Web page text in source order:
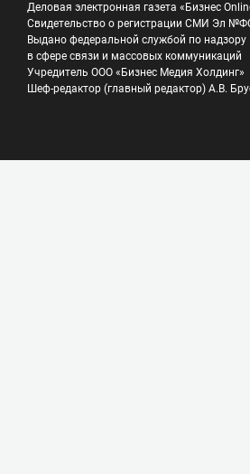
Деловая электронная газета «Бизнес
Свидетельство о регистрации СМИ Эл
Выдано федеральной службой по надзору
в сфере связи и массовых коммуникаций
Учредитель ООО «Бизнес Медия Холдинг»
Шеф-редактор (главный редактор) А.В.